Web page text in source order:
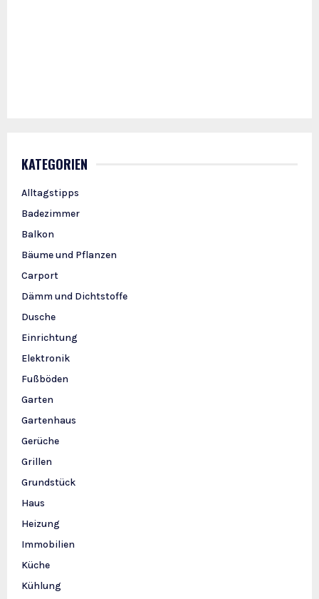
KATEGORIEN
Alltagstipps
Badezimmer
Balkon
Bäume und Pflanzen
Carport
Dämm und Dichtstoffe
Dusche
Einrichtung
Elektronik
Fußböden
Garten
Gartenhaus
Gerüche
Grillen
Grundstück
Haus
Heizung
Immobilien
Küche
Kühlung